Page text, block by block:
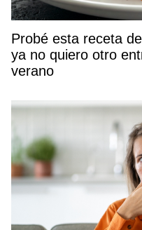
Probé esta receta
ya no quiero otro
verano